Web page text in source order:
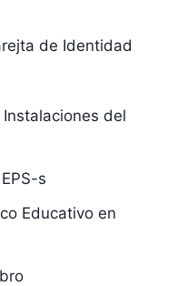
de Identidad
del
s
Educativo en